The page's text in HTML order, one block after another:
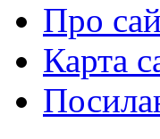
Про
Карта